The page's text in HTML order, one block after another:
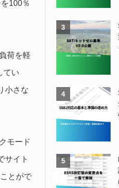
100％
荷を軽
てい
小さな
モード
サイト
とがで
3
4
5